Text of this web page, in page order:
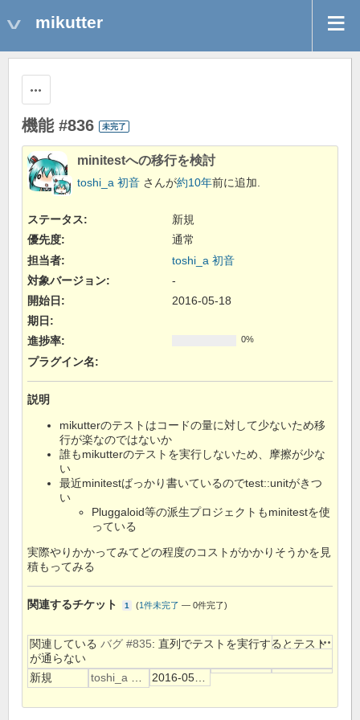
mikutter
機能 #836 未完了
minitestへの移行を検討
toshi_a 初音 さんが約10年前に追加.
ステータス:
新規
優先度:
通常
担当者:
toshi_a 初音
対象バージョン:
-
開始日:
2016-05-18
期日:
進捗率:
0%
プラグイン名:
説明
mikutterのテストはコードの量に対して少ないため移
行が楽なのではないか
誰もmikutterのテストを実行しないため、摩擦が少な
い
最近minitestばっかり書いているのでtest::unitがきつ
い
Pluggaloid等の派生プロジェクトもminitestを使
っている
実際やりかかってみてどの程度のコストがかかりそうかを見
積もってみる
関連するチケット 1 (1件未完了 — 0件完了)
関連している バグ #835: 直列でテストを実行するとテスト
が通らない
新規